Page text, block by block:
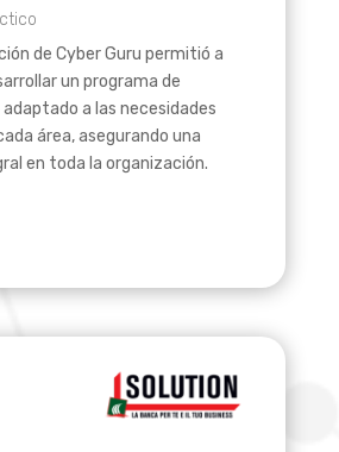
de Cyber Guru permitió a
un programa de
a las necesidades
área, asegurando una
en toda la organización.